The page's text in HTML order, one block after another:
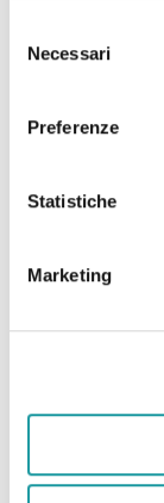
delNecessari
Preferenze
Statistiche
Marketing
22.6.2026 –
magica” “
Leggi tutto